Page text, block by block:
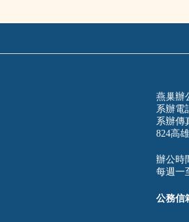
燕巢辦
系辦電
系辦傳
824高
辦公時
每週一
公務信